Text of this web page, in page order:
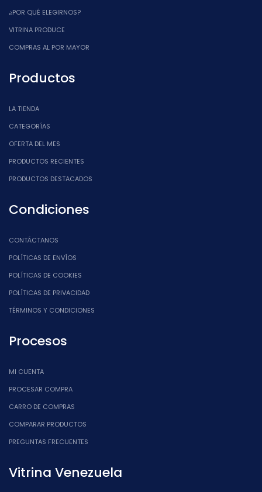
¿POR QUÉ ELEGIRNOS?
VITRINA PRODUCE
COMPRAS AL POR MAYOR
Productos
LA TIENDA
CATEGORÍAS
OFERTA DEL MES
PRODUCTOS RECIENTES
PRODUCTOS DESTACADOS
Condiciones
CONTÁCTANOS
POLÍTICAS DE ENVÍOS
POLÍTICAS DE COOKIES
POLÍTICAS DE PRIVACIDAD
TÉRMINOS Y CONDICIONES
Procesos
MI CUENTA
PROCESAR COMPRA
CARRO DE COMPRAS
COMPARAR PRODUCTOS
PREGUNTAS FRECUENTES
Vitrina Venezuela